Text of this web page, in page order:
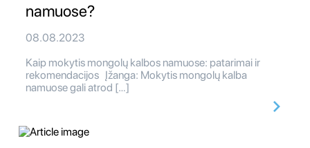
namuose?
08.08.2023
Kaip mokytis mongolų kalbos namuose: patarimai ir
rekomendacijos Įžanga: Mokytis mongolų kalba
namuose gali atrod […]